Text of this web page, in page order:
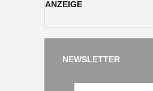
ANZEIGE
NEWSLETTER